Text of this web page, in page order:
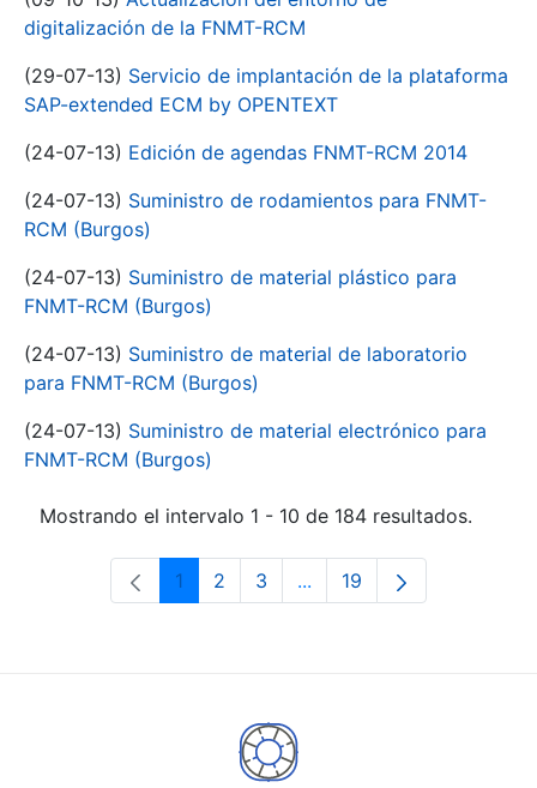
digitalización de la FNMT-RCM
(29-07-13) Servicio de implantación de la plataforma
SAP-extended ECM by OPENTEXT
(24-07-13) Edición de agendas FNMT-RCM 2014
(24-07-13) Suministro de rodamientos para FNMT-
RCM (Burgos)
(24-07-13) Suministro de material plástico para
FNMT-RCM (Burgos)
(24-07-13) Suministro de material de laboratorio
para FNMT-RCM (Burgos)
(24-07-13) Suministro de material electrónico para
FNMT-RCM (Burgos)
Mostrando el intervalo 1 - 10 de 184 resultados.
Página
1 Página
2 Página
3 ...Páginas intermedias Use
Página
19